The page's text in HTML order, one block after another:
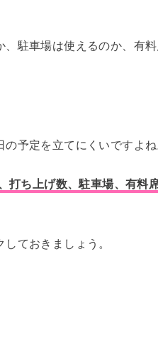
駐車場は使えるのか、有
予定を立てにくいですよね
打ち上げ数、駐車場、有料
ておきましょう。